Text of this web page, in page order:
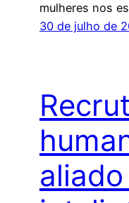
mulheres nos
30 de julho de
aliado